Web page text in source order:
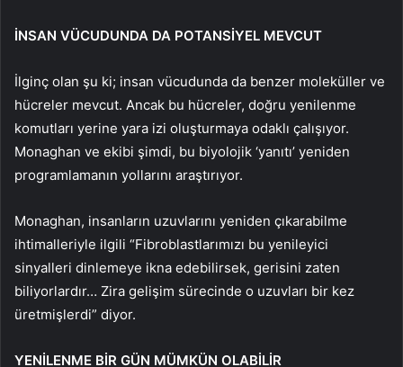
İNSAN VÜCUDUNDA DA POTANSİYEL MEVCUT
İlginç olan şu ki; insan vücudunda da benzer moleküller ve
hücreler mevcut. Ancak bu hücreler, doğru yenilenme
komutları yerine yara izi oluşturmaya odaklı çalışıyor.
Monaghan ve ekibi şimdi, bu biyolojik ‘yanıtı’ yeniden
programlamanın yollarını araştırıyor.
Monaghan, insanların uzuvlarını yeniden çıkarabilme
ihtimalleriyle ilgili “Fibroblastlarımızı bu yenileyici
sinyalleri dinlemeye ikna edebilirsek, gerisini zaten
biliyorlardır… Zira gelişim sürecinde o uzuvları bir kez
üretmişlerdi” diyor.
YENİLENME BİR GÜN MÜMKÜN OLABİLİR